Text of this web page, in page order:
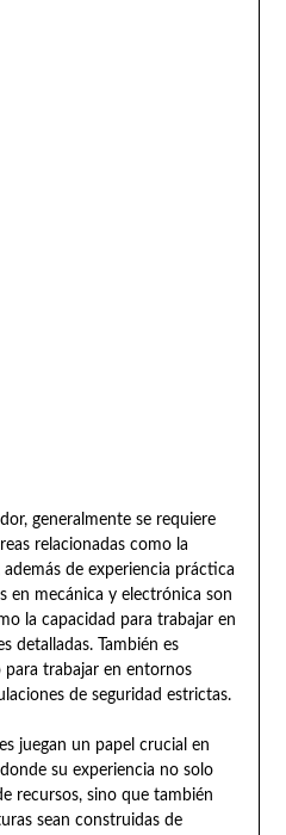
generalmente se requiere
relacionadas como la
de experiencia práctica
en mecánica y electrónica son
la capacidad para trabajar en
detalladas. También es
trabajar en entornos
de seguridad estrictas.
juegan un papel crucial en
su experiencia no solo
recursos, sino que también
sean construidas de